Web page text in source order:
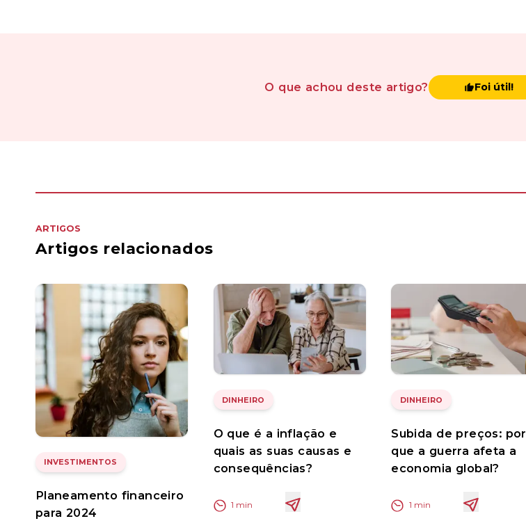
O que achou deste artigo? Foi útil!
ARTIGOS
Artigos relacionados
INVESTIMENTOS
Planeamento financeiro
para 2024
DINHEIRO
O que é a inflação e
quais as suas causas e
consequências?
1 min
DINHEIRO
Subida de preços: por
que a guerra afeta a
economia global?
1 min